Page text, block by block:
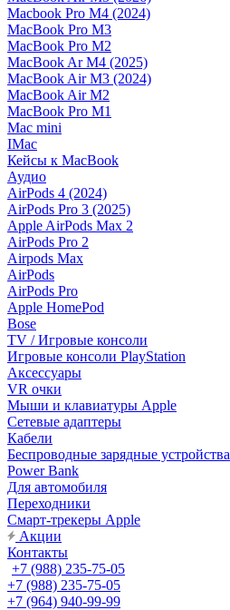
Macbook Pro M4 (2024)
MacBook Pro M3
MacBook Pro M2
MacBook Ar M4 (2025)
MacBook Air M3 (2024)
MacBook Air M2
MacBook Pro M1
Mac mini
IMac
Кейсы к MacBook
Аудио
AirPods 4 (2024)
AirPods Pro 3 (2025)
Apple AirPods Max 2
AirPods Pro 2
Airpods Max
AirPods
AirPods Pro
Apple HomePod
Bose
TV / Игровые консоли
Игровые консоли PlayStation
Аксессуары
VR очки
Мыши и клавиатуры Apple
Сетевые адаптеры
Кабели
Беспроводные зарядные устройства
Power Bank
Для автомобиля
Переходники
Смарт-трекеры Apple
Акции
Контакты
+7 (988) 235-75-05
+7 (988) 235-75-05
+7 (964) 940-99-99